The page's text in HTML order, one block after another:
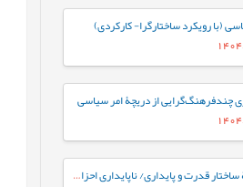
(با رویکرد ساختارگرا- کارکردی)
چندفرهنگ‌گرایی از دریچۀ امر سیاسی
تحلیل تطبیقی رابطۀ ساختار قدرت و پایداری/ ناپایداری احزاب سیاسی در ساختارهای اقتدارگرا، دموکراتیک و شبه¬اقتدارگرا